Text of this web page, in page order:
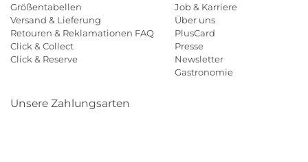
Größentabellen
Versand & Lieferung
Retouren & Reklamationen FAQ
Click & Collect
Click & Reserve
Job & Karriere
Über uns
PlusCard
Presse
Newsletter
Gastronomie
Unsere Zahlungsarten